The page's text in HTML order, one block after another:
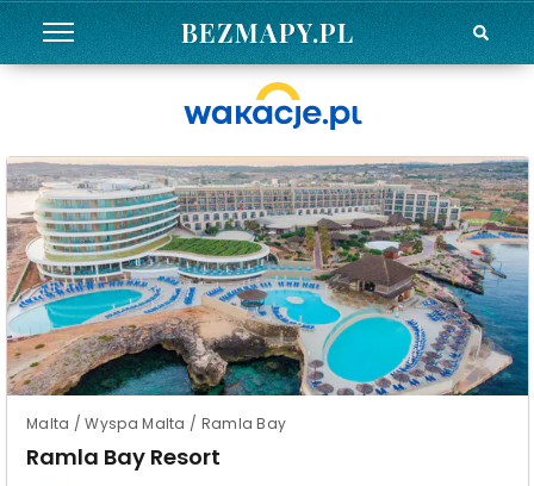
BEZMAPY.PL
Malta / Wyspa Malta / Ramla Bay
Ramla Bay Resort